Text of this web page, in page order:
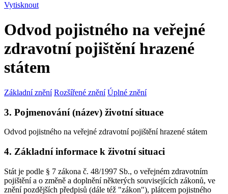
Vytisknout
Odvod pojistného na veřejné
zdravotní pojištění hrazené
státem
Základní znění Rozšířené znění Úplné znění
3. Pojmenování (název) životní situace
Odvod pojistného na veřejné zdravotní pojištění hrazené státem
4. Základní informace k životní situaci
Stát je podle § 7 zákona č. 48/1997 Sb., o veřejném zdravotním
pojištění a o změně a doplnění některých souvisejících zákonů, ve
znění pozdějších předpisů (dále též "zákon"), plátcem pojistného